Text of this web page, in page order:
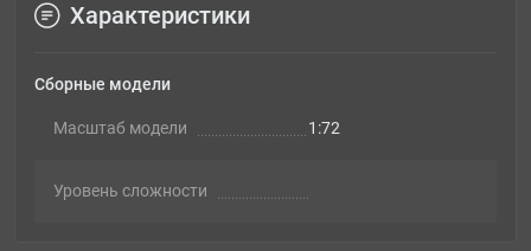
Характеристики
Сборные модели
Масштаб модели 1:72
Уровень сложности